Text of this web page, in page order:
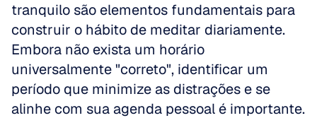
tranquilo são elementos fundamentais para
construir o hábito de meditar diariamente.
Embora não exista um horário
universalmente "correto", identificar um
período que minimize as distrações e se